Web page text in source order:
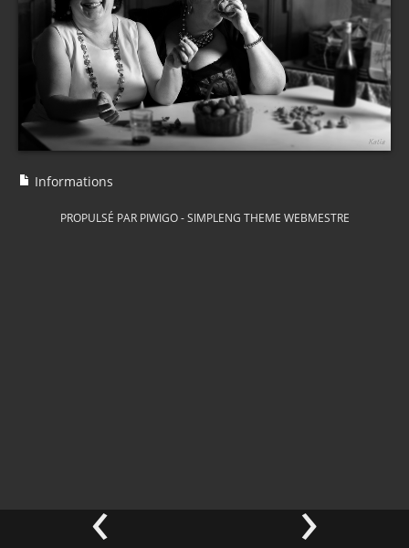
‹ ›
Informations
PROPULSÉ PAR PIWIGO-SIMPLENG THEME WEBMESTRE